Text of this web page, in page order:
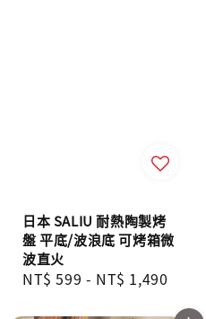
日本 SALIU 耐熱陶製烤
盤 平底/波浪底 可烤箱微
波直火
Regular
NT$ 599 - NT$ 1,490